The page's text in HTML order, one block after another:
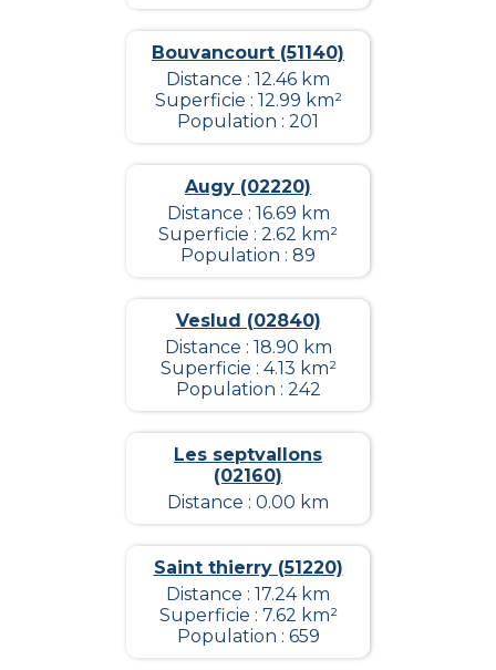
Bouvancourt (51140)
Distance : 12.46 km
Superficie : 12.99 km²
Population : 201
Augy (02220)
Distance : 16.69 km
Superficie : 2.62 km²
Population : 89
Veslud (02840)
Distance : 18.90 km
Superficie : 4.13 km²
Population : 242
Les septvallons
(02160)
Distance : 0.00 km
Saint thierry (51220)
Distance : 17.24 km
Superficie : 7.62 km²
Population : 659